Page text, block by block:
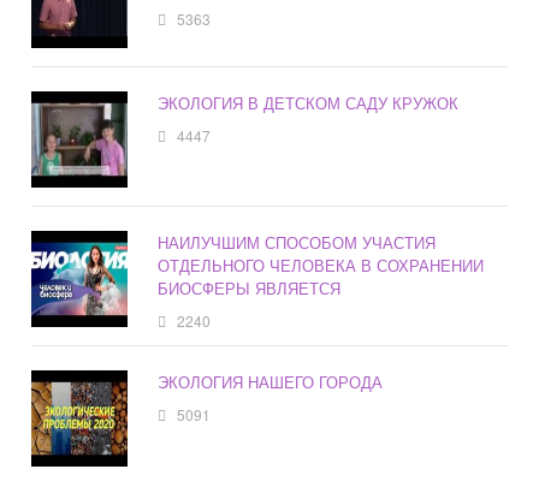
5363
ЭКОЛОГИЯ В ДЕТСКОМ САДУ КРУЖОК
4447
НАИЛУЧШИМ СПОСОБОМ УЧАСТИЯ
ОТДЕЛЬНОГО ЧЕЛОВЕКА В СОХРАНЕНИИ
БИОСФЕРЫ ЯВЛЯЕТСЯ
2240
ЭКОЛОГИЯ НАШЕГО ГОРОДА
5091